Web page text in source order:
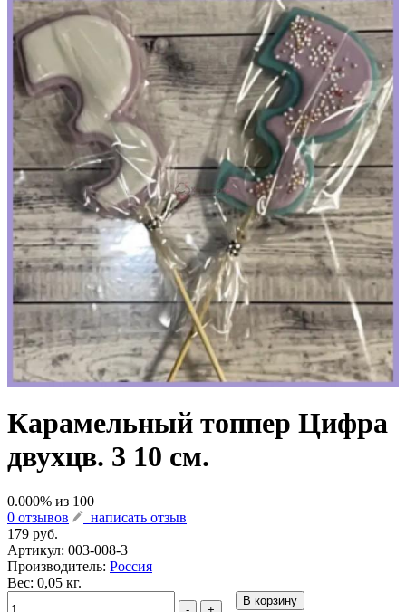
Карамельный топпер Цифра
двухцв. 3 10 см.
0.000% из 100
0 отзывов
написать отзыв
179 руб.
Артикул: 003-008-3
Производитель: Россия
Вес: 0,05 кг.
В корзину